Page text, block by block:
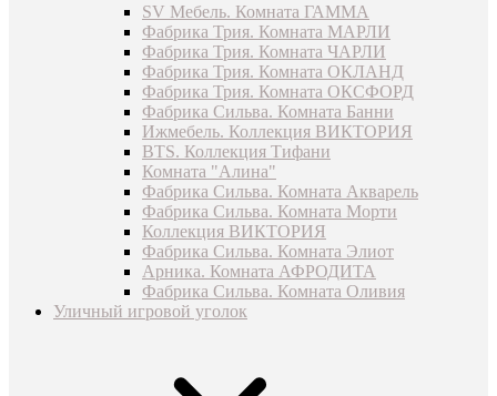
SV Мебель. Комната ГАММА
Фабрика Трия. Комната МАРЛИ
Фабрика Трия. Комната ЧАРЛИ
Фабрика Трия. Комната ОКЛАНД
Фабрика Трия. Комната ОКСФОРД
Фабрика Сильва. Комната Банни
Ижмебель. Коллекция ВИКТОРИЯ
BTS. Коллекция Тифани
Комната "Алина"
Фабрика Сильва. Комната Акварель
Фабрика Сильва. Комната Морти
Коллекция ВИКТОРИЯ
Фабрика Сильва. Комната Элиот
Арника. Комната АФРОДИТА
Фабрика Сильва. Комната Оливия
Уличный игровой уголок